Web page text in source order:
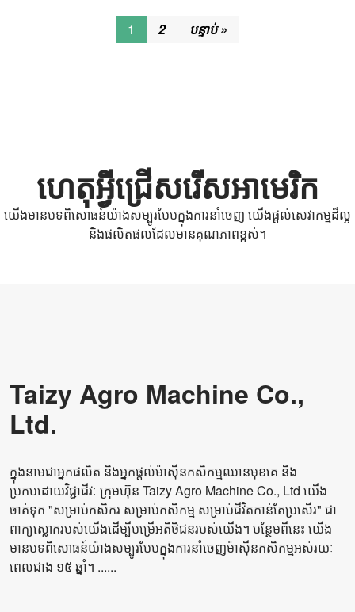
1 2 បន្ទាប់ »
ហេតុអ្វីជ្រើសរើសអាមេរិក
យើងមានបទពិសោធន៍យ៉ាងសម្បូរបែបក្នុងការនាំចេញ យើងផ្តល់សេវាកម្មដ៏ល្អ
និងផលិតផលដែលមានគុណភាពខ្ពស់។
Taizy Agro Machine Co.,
Ltd.
ក្នុងនាមជាអ្នកផលិត និងអ្នកផ្តល់ម៉ាស៊ីនកសិកម្មឈានមុខគេ និង
ប្រកបដោយវិជ្ជាជីវៈ ក្រុមហ៊ុន Taizy Agro Machine Co., Ltd យើង
ចាត់ទុក "សម្រាប់កសិករ សម្រាប់កសិកម្ម សម្រាប់ជីវិតកាន់តែប្រសើរ" ជា
ពាក្យស្លោករបស់យើងដើម្បីបម្រើអតិថិជនរបស់យើង។ បន្ថែមពីនេះ យើង
មានបទពិសោធន៍យ៉ាងសម្បូរបែបក្នុងការនាំចេញម៉ាស៊ីនកសិកម្មអស់រយៈ
ពេលជាង ១៥ ឆ្នាំ។ ......